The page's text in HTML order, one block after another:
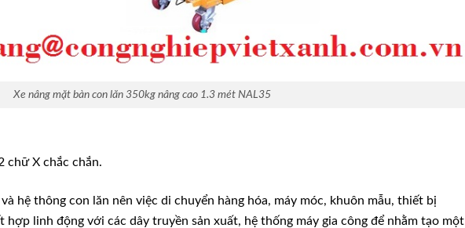
Xe nâng mặt bàn con lăn 350kg nâng cao 1.3 mét NAL35
chữ X chắc chắn.
và hệ thông con lăn nên việc di chuyển hàng hóa, máy móc, khuôn mẫu, thiết bị
hợp linh động với các dây truyền sản xuất, hệ thống máy gia công để nhằm tạo một